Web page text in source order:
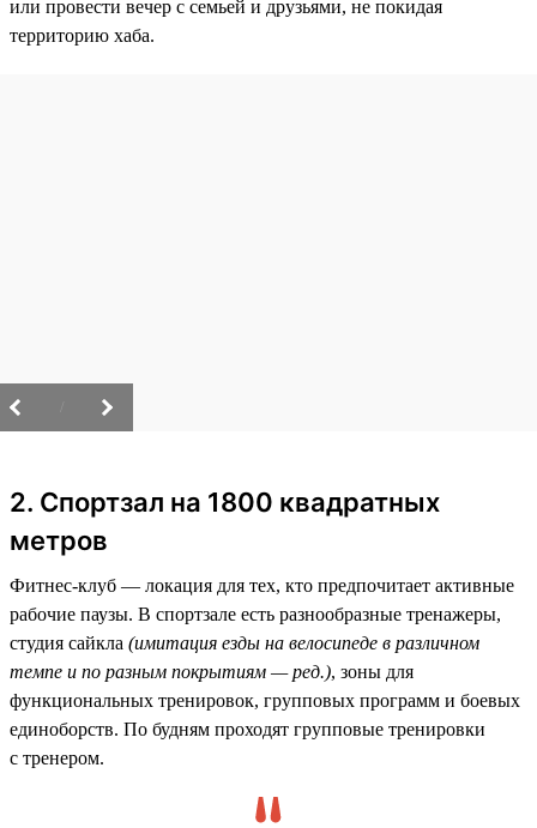
или провести вечер с семьей и друзьями, не покидая
территорию хаба.
2. Спортзал на 1800 квадратных
метров
Фитнес-клуб — локация для тех, кто предпочитает активные
рабочие паузы. В спортзале есть разнообразные тренажеры,
студия сайкла (имитация езды на велосипеде в различном
темпе и по разным покрытиям — ред.), зоны для
функциональных тренировок, групповых программ и боевых
единоборств. По будням проходят групповые тренировки
с тренером.